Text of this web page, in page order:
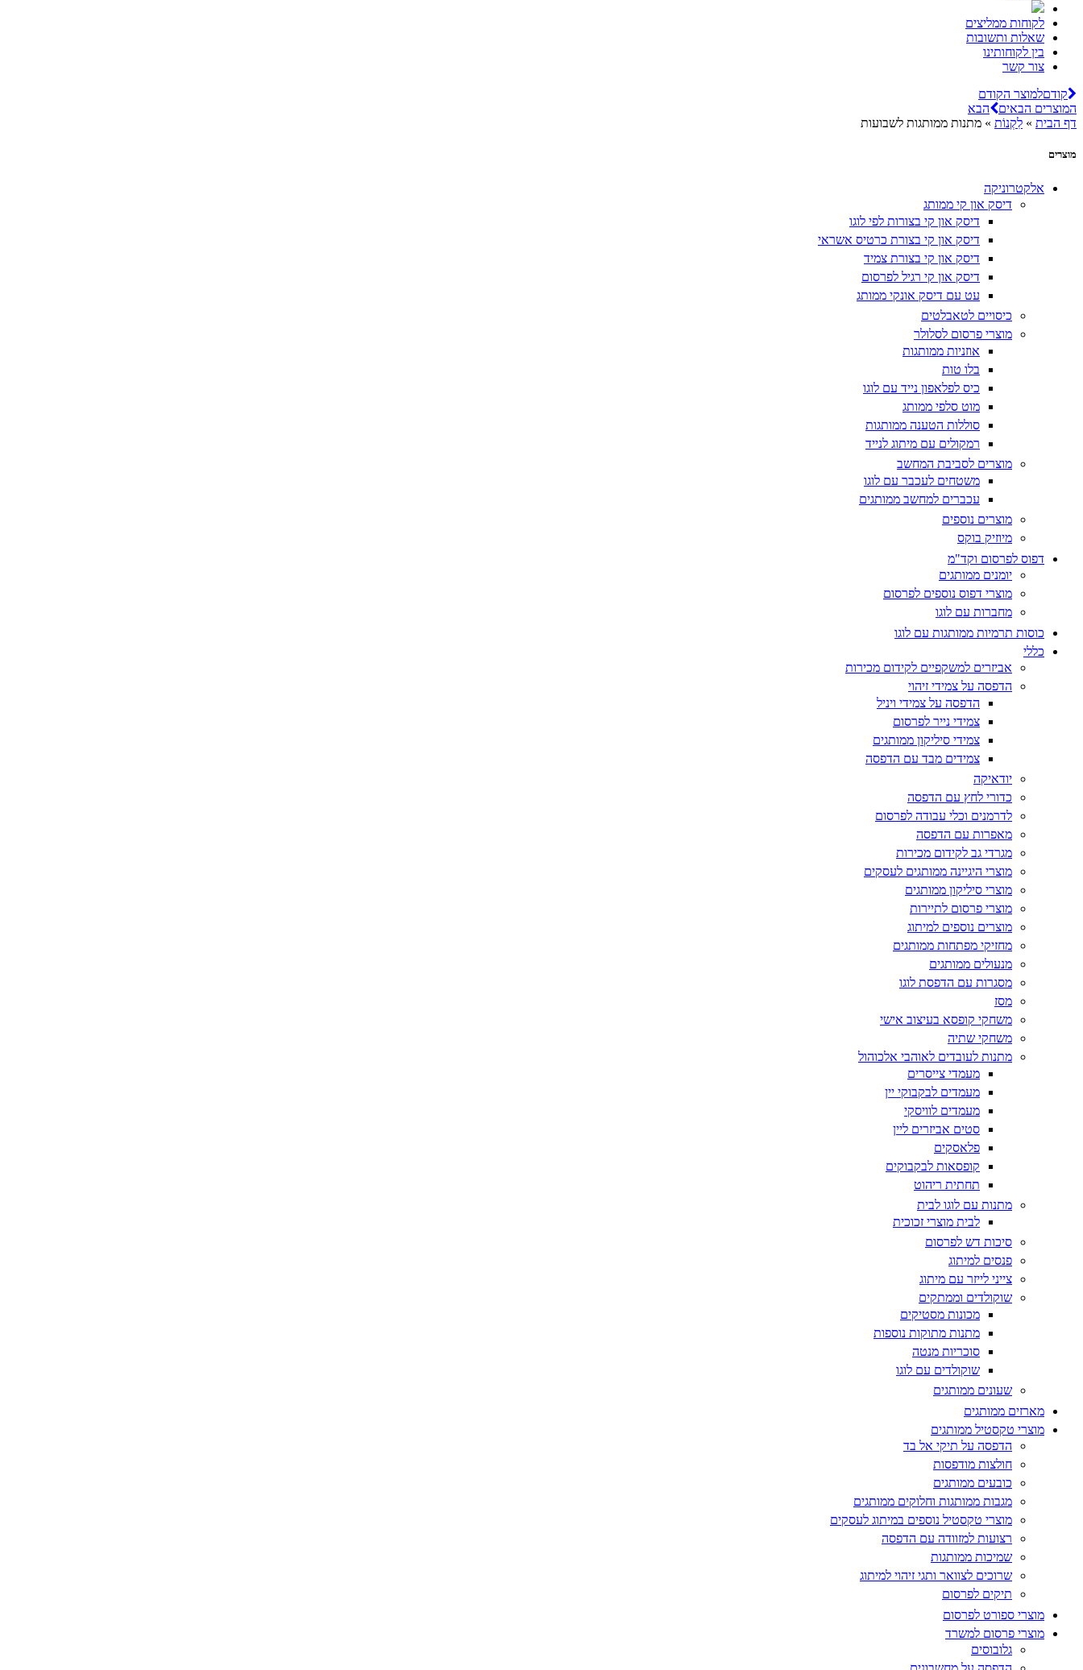
לקוחות ממליצים
שאלות ותשובות
בין לקוחותינו
צור קשר
קודםלמוצר הקודם
המוצרים הבאים
הבא
דף הבית » לִקְנוֹת » מתנות ממותגות לשבועות
מוצרים
אלקטרוניקה
דיסק און קי ממותג
דיסק און קי בצורות לפי לוגו
דיסק און קי בצורת כרטיס אשראי
דיסק און קי בצורת צמיד
דיסק און קי רגיל לפרסום
עט עם דיסק אונקי ממותג
כיסויים לטאבלטים
מוצרי פרסום לסלולר
אוזניות ממותגות
בלו טות
כיס לפלאפון נייד עם לוגו
מוט סלפי ממותג
סוללות הטענה ממותגות
רמקולים עם מיתוג לנייד
מוצרים לסביבת המחשב
משטחים לעכבר עם לוגו
עכברים למחשב ממותגים
מוצרים נוספים
מיוזיק בוקס
דפוס לפרסום וקד"מ
יומנים ממותגים
מוצרי דפוס נוספים לפרסום
מחברות עם לוגו
כוסות תרמיות ממותגות עם לוגו
כללי
אביזרים למשקפיים לקידום מכירות
הדפסה על צמידי זיהוי
הדפסה על צמידי ויניל
צמידי נייר לפרסום
צמידי סיליקון ממותגים
צמידים מבד עם הדפסה
יודאיקה
כדורי לחץ עם הדפסה
לדרמנים וכלי עבודה לפרסום
מאפרות עם הדפסה
מגרדי גב לקידום מכירות
מוצרי היגיינה ממותגים לעסקים
מוצרי סיליקון ממותגים
מוצרי פרסום לתיירות
מוצרים נוספים למיתוג
מחזיקי מפתחות ממותגים
מנעולים ממותגים
מסגרות עם הדפסת לוגו
מסז
משחקי קופסא בעיצוב אישי
משחקי שתיה
מתנות לעובדים לאוהבי אלכוהול
מעמדי צייסרים
מעמדים לבקבוקי יין
מעמדים לוויסקי
סטים אביזרים ליין
פלאסקים
קופסאות לבקבוקים
תחתית ריהוט
מתנות עם לוגו לבית
לבית מוצרי זכוכית
סיכות דש לפרסום
פנסים למיתוג
צייני לייזר עם מיתוג
שוקולדים וממתקים
מכונות מסטיקים
מתנות מתוקות נוספות
סוכריות מנטה
שוקולדים עם לוגו
שעונים ממותגים
מארזים ממותגים
מוצרי טקסטיל ממותגים
הדפסה על תיקי אל בד
חולצות מודפסות
כובעים ממותגים
מגבות ממותגות וחלוקים ממותגים
מוצרי טקסטיל נוספים במיתוג לעסקים
רצועות למזוודה עם הדפסה
שמיכות ממותגות
שרוכים לצוואר ותגי זיהוי למיתוג
תיקים לפרסום
מוצרי ספורט לפרסום
מוצרי פרסום למשרד
גלובוסים